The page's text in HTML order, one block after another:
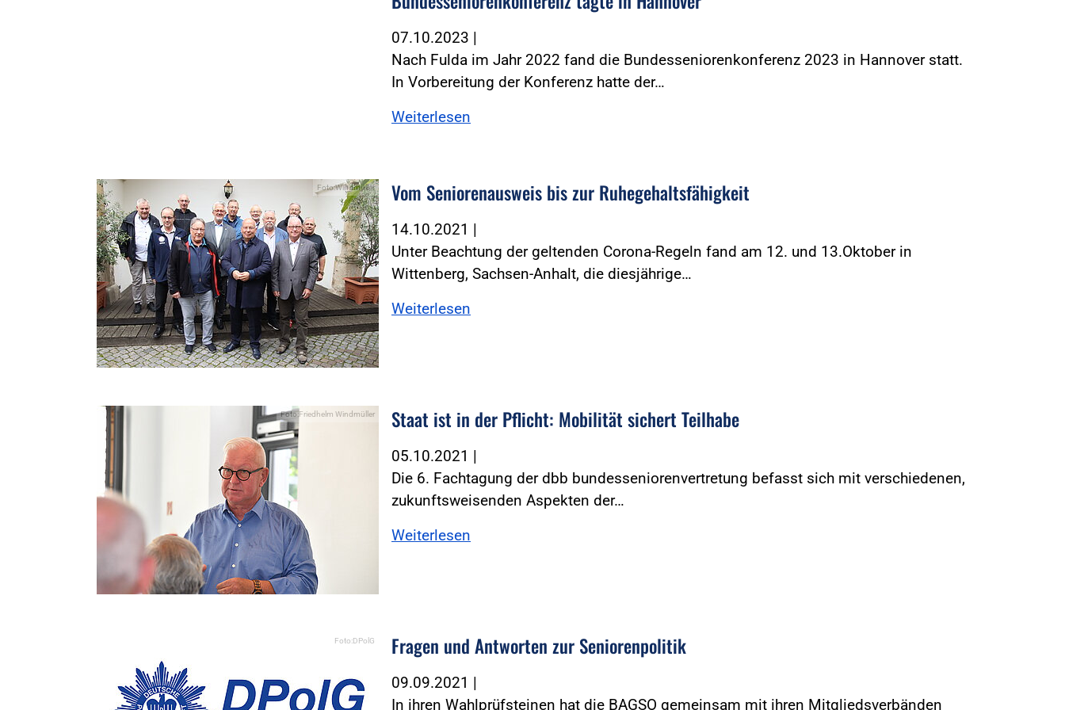
07.10.2023 |
Nach Fulda im Jahr 2022 fand die Bundesseniorenkonferenz 2023 in Hannover statt.
In Vorbereitung der Konferenz hatte der…
Weiterlesen
Foto:Windmüller Vom Seniorenausweis bis zur Ruhegehaltsfähigkeit
14.10.2021 |
Unter Beachtung der geltenden Corona-Regeln fand am 12. und 13.Oktober in
Wittenberg, Sachsen-Anhalt, die diesjährige…
Weiterlesen
Foto:Friedhelm Windmüller Staat ist in der Pflicht: Mobilität sichert Teilhabe
05.10.2021 |
Die 6. Fachtagung der dbb bundesseniorenvertretung befasst sich mit verschiedenen,
zukunftsweisenden Aspekten der…
Weiterlesen
Foto:DPolG Fragen und Antworten zur Seniorenpolitik
09.09.2021 |
In ihren Wahlprüfsteinen hat die BAGSO gemeinsam mit ihren Mitgliedsverbänden